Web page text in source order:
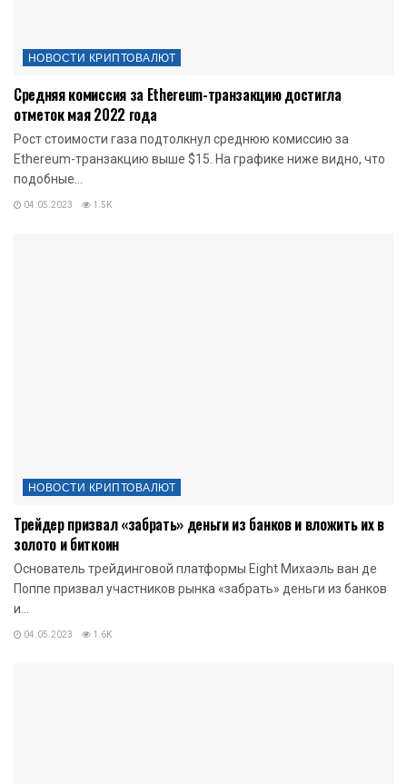
НОВОСТИ КРИПТОВАЛЮТ
Средняя комиссия за Ethereum-транзакцию достигла
отметок мая 2022 года
Рост стоимости газа подтолкнул среднюю комиссию за
Ethereum-транзакцию выше $15. На графике ниже видно, что
подобные...
04.05.2023 1.5K
НОВОСТИ КРИПТОВАЛЮТ
Трейдер призвал «забрать» деньги из банков и вложить их в
золото и биткоин
Основатель трейдинговой платформы Eight Михаэль ван де
Поппе призвал участников рынка «забрать» деньги из банков
и...
04.05.2023 1.6K